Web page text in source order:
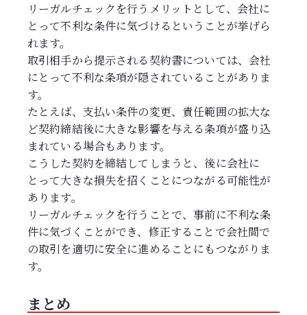
リーガルチェックを行うメリットとして、会社に
とって不利な条件に気づけるということが挙げら
れます。
取引相手から提示される契約書については、会社
にとって不利な条項が隠されていることがありま
す。
たとえば、支払い条件の変更、責任範囲の拡大な
ど契約締結後に大きな影響を与える条項が盛り込
まれている場合もあります。
こうした契約を締結してしまうと、後に会社に
とって大きな損失を招くことにつながる可能性が
あります。
リーガルチェックを行うことで、事前に不利な条
件に気づくことができ、修正することで会社間で
の取引を適切に安全に進めることにもつながりま
す。
まとめ